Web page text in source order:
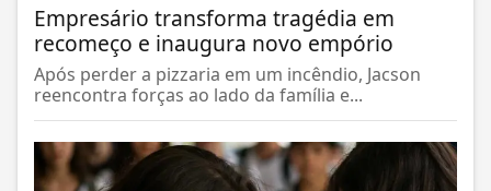
Empresário transforma tragédia em
recomeço e inaugura novo empório
Após perder a pizzaria em um incêndio, Jacson
reencontra forças ao lado da família e...